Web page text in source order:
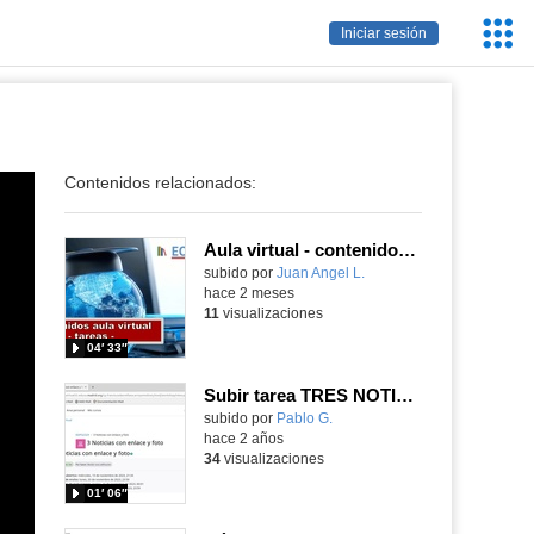
Iniciar sesión
Contenidos relacionados:
Aula virtual - contenidos - tareas
Contenido educativo.
subido por Juan Angel L.
04′ 33″
hace 2 meses
11 visualizaciones
Subir tarea TRES NOTICIAS al TALLER del Aula Virtual
subido por Pablo G.
01′ 06″
hace 2 años
34visualizaciones